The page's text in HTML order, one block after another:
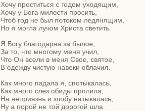
Хочу проститься с годом уходящим,
Хочу у Бога милости просить,
Чтоб год не был потоком ледянящим,
Но я могла лучом Христа светить.
Я Богу благодарна за былое,
За то, что многому меня учил,
Что Он всели в меня Свое, святое,
В одежду чистую навеки облачил.
Как много падала я, спотыкалась,
Как много слез обиды пролила,
На неприязнь и злобу натыкалась,
Ну а порой не той дорогой шла.